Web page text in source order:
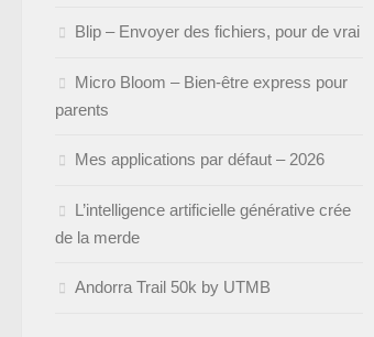
Blip – Envoyer des fichiers, pour de vrai
Micro Bloom – Bien-être express pour
parents
Mes applications par défaut – 2026
L’intelligence artificielle générative crée
de la merde
Andorra Trail 50k by UTMB